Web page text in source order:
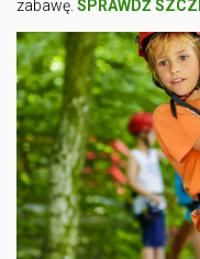
zabawę. SPRAWDŹ